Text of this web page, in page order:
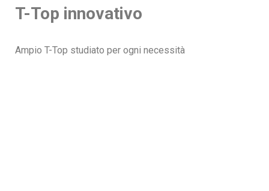
T-Top innovativo
Ampio T-Top studiato per ogni necessità